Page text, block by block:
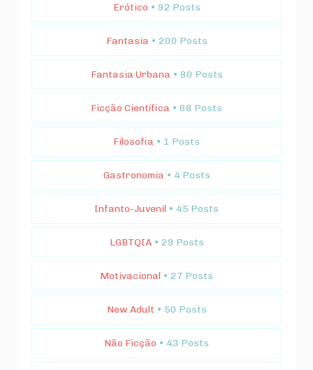
Erótico • 92 Posts
Fantasia • 200 Posts
Fantasia Urbana • 80 Posts
Ficção Científica • 68 Posts
Filosofia • 1 Posts
Gastronomia • 4 Posts
Infanto-Juvenil • 45 Posts
LGBTQIA • 29 Posts
Motivacional • 27 Posts
New Adult • 50 Posts
Não Ficção • 43 Posts